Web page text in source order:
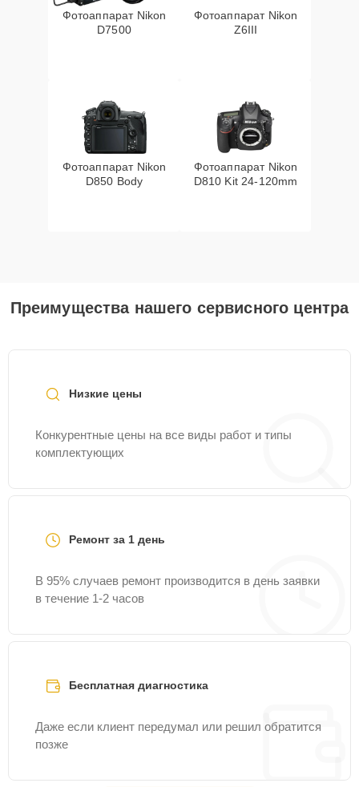
Фотоаппарат Nikon
D7500
Фотоаппарат Nikon
Z6III
Фотоаппарат Nikon
D850 Body
Фотоаппарат Nikon
D810 Kit 24-120mm
Преимущества нашего сервисного центра
Низкие цены
Конкурентные цены на все виды работ и типы
комплектующих
Ремонт за 1 день
В 95% случаев ремонт производится в день заявки
в течение 1-2 часов
Бесплатная диагностика
Даже если клиент передумал или решил обратится
позже